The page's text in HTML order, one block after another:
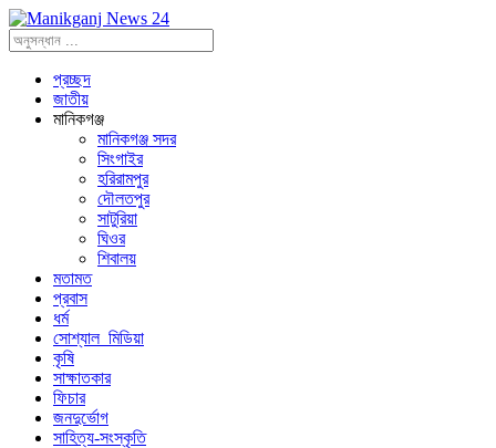
প্রচ্ছদ
জাতীয়
মানিকগঞ্জ
মানিকগঞ্জ সদর
সিংগাইর
হরিরামপুর
দৌলতপুর
সাটুরিয়া
ঘিওর
শিবালয়
মতামত
প্রবাস
ধর্ম
সোশ্যাল_মিডিয়া
কৃষি
সাক্ষাতকার
ফিচার
জনদুর্ভোগ
সাহিত্য-সংস্কৃতি